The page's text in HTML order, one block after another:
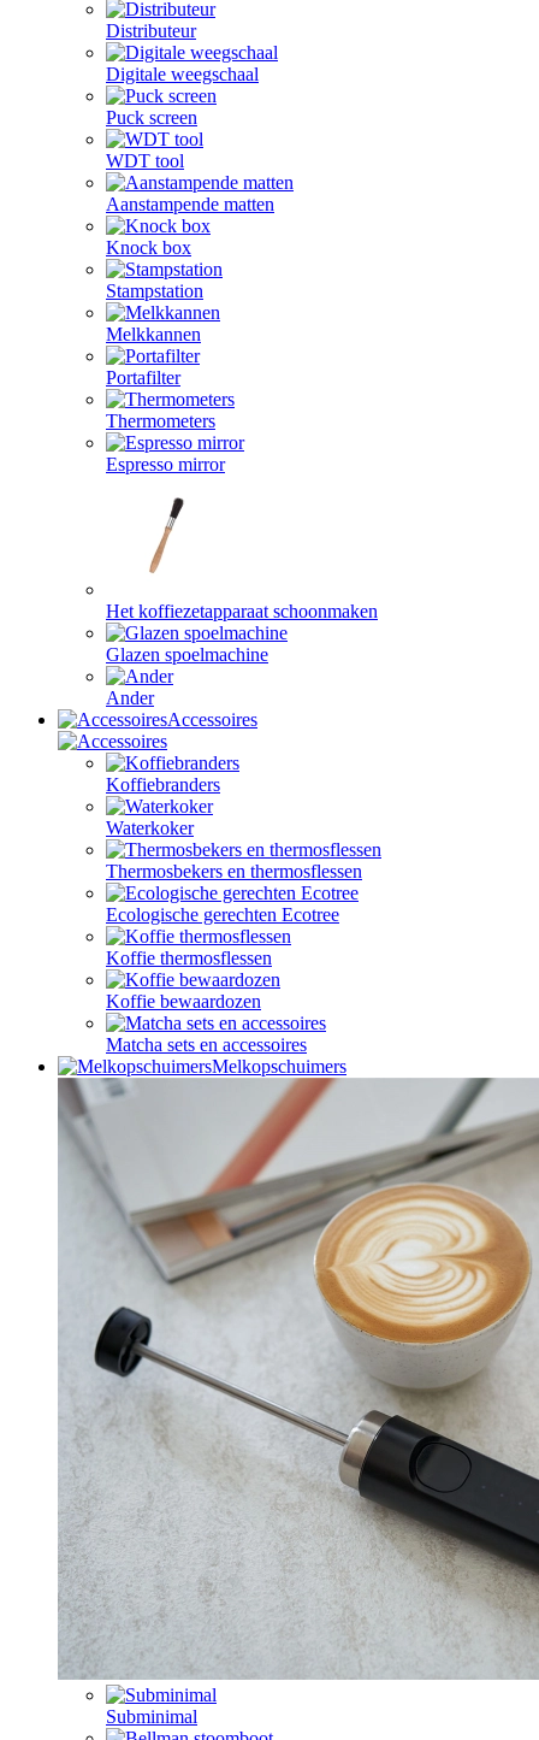
Distributeur
Digitale weegschaal
Puck screen
WDT tool
Aanstampende matten
Knock box
Stampstation
Melkkannen
Portafilter
Thermometers
Espresso mirror
Het koffiezetapparaat schoonmaken
Glazen spoelmachine
Ander
Accessoires
Koffiebranders
Waterkoker
Thermosbekers en thermosflessen
Ecologische gerechten Ecotree
Koffie thermosflessen
Koffie bewaardozen
Matcha sets en accessoires
Melkopschuimers
Subminimal